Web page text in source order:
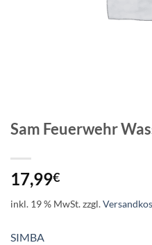
Sam Feuerwehr
17,99€
inkl. 19 % MwSt.zzgl.
SIMBA